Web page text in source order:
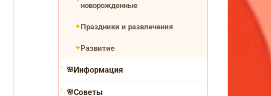
новорожденные
Праздники и развлечения
Развитие
Информация
Советы